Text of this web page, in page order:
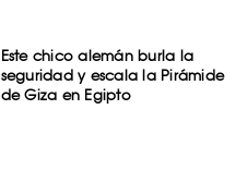
Este chico alemán burla la
seguridad y escala la Pirámide
de Giza en Egipto